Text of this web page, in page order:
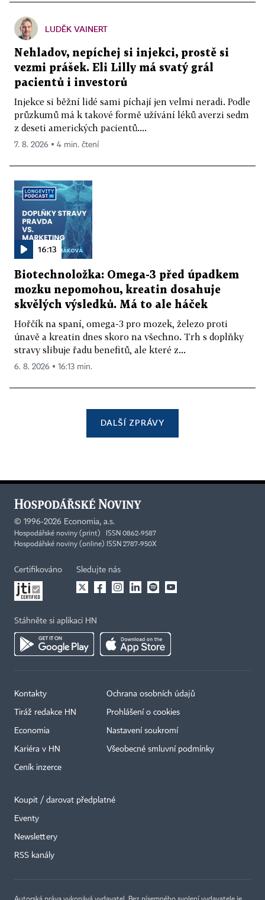
LUDĚK VAINERT
Nehladov, nepíchej si injekci, prostě si
vezmi prášek. Eli Lilly má svatý grál
pacientů i investorů
Injekce si běžní lidé sami píchají jen velmi neradi. Podle
průzkumů má k takové formě užívání léků averzi sedm
z deseti amerických pacientů....
7. 8. 2026 ▪ 4 min. čtení
16:13
Biotechnoložka: Omega-3 před úpadkem
mozku nepomohou, kreatin dosahuje
skvělých výsledků. Má to ale háček
Hořčík na spaní, omega-3 pro mozek, železo proti
únavě a kreatin dnes skoro na všechno. Trh s doplňky
stravy slibuje řadu benefitů, ale které z...
6. 8. 2026 ▪ 16:13 min.
DALŠÍ ZPRÁVY
© 1996-2026 Economia, a.s.
Hospodářské noviny (print) ISSN 0862-9587
Hospodářské noviny (online) ISSN 2787-950X
Certifikováno Sledujte nás
Stáhněte si aplikaci HN
Kontakty
Tiráž redakce HN
Economia
Kariéra v HN
Ceník inzerce
Ochrana osobních údajů
Prohlášení o cookies
Nastavení soukromí
Všeobecné smluvní podmínky
Koupit / darovat předplatné
Eventy
Newslettery
RSS kanály